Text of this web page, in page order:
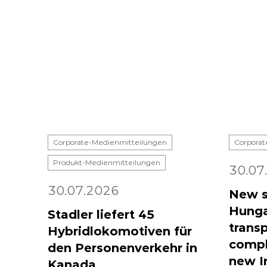
Corporate-Medienmitteilungen
Produkt-Medienmitteilungen
30.07.2026
Stadler liefert 45
Hybridlokomotiven für
den Personenverkehr in
New
new